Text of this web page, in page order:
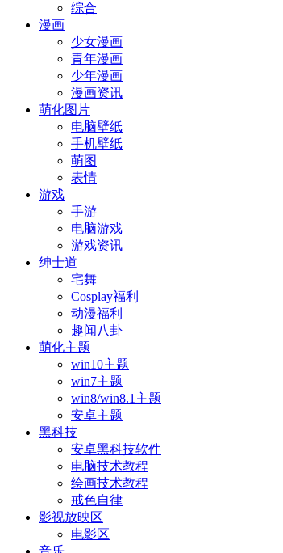
综合
漫画
少女漫画
青年漫画
少年漫画
漫画资讯
萌化图片
电脑壁纸
手机壁纸
萌图
表情
游戏
手游
电脑游戏
游戏资讯
绅士道
宅舞
Cosplay福利
动漫福利
趣闻八卦
萌化主题
win10主题
win7主题
win8/win8.1主题
安卓主题
黑科技
安卓黑科技软件
电脑技术教程
绘画技术教程
戒色自律
影视放映区
电影区